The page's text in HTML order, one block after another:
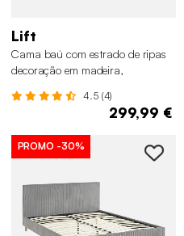
Lift
Cama baú com estrado de ripas
decoração em madeira,
4.5 (4)
299,99 €
PROMO -30%